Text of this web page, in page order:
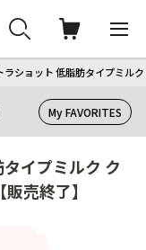
ラショット 低脂肪タイプミル
My FAVORITES
イプミルク ク
売終了】